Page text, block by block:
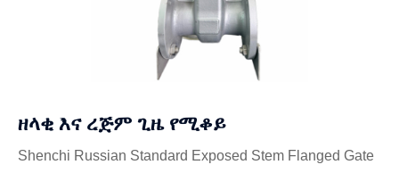
ዘላቂ እና ረጅም ጊዜ የሚቆይ
Shenchi Russian Standard Exposed Stem Flanged Gate